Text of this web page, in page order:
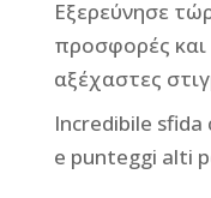
Εξερεύνησε
προσφορές και
αξέχαστες
Incredibile
e punteggi alti